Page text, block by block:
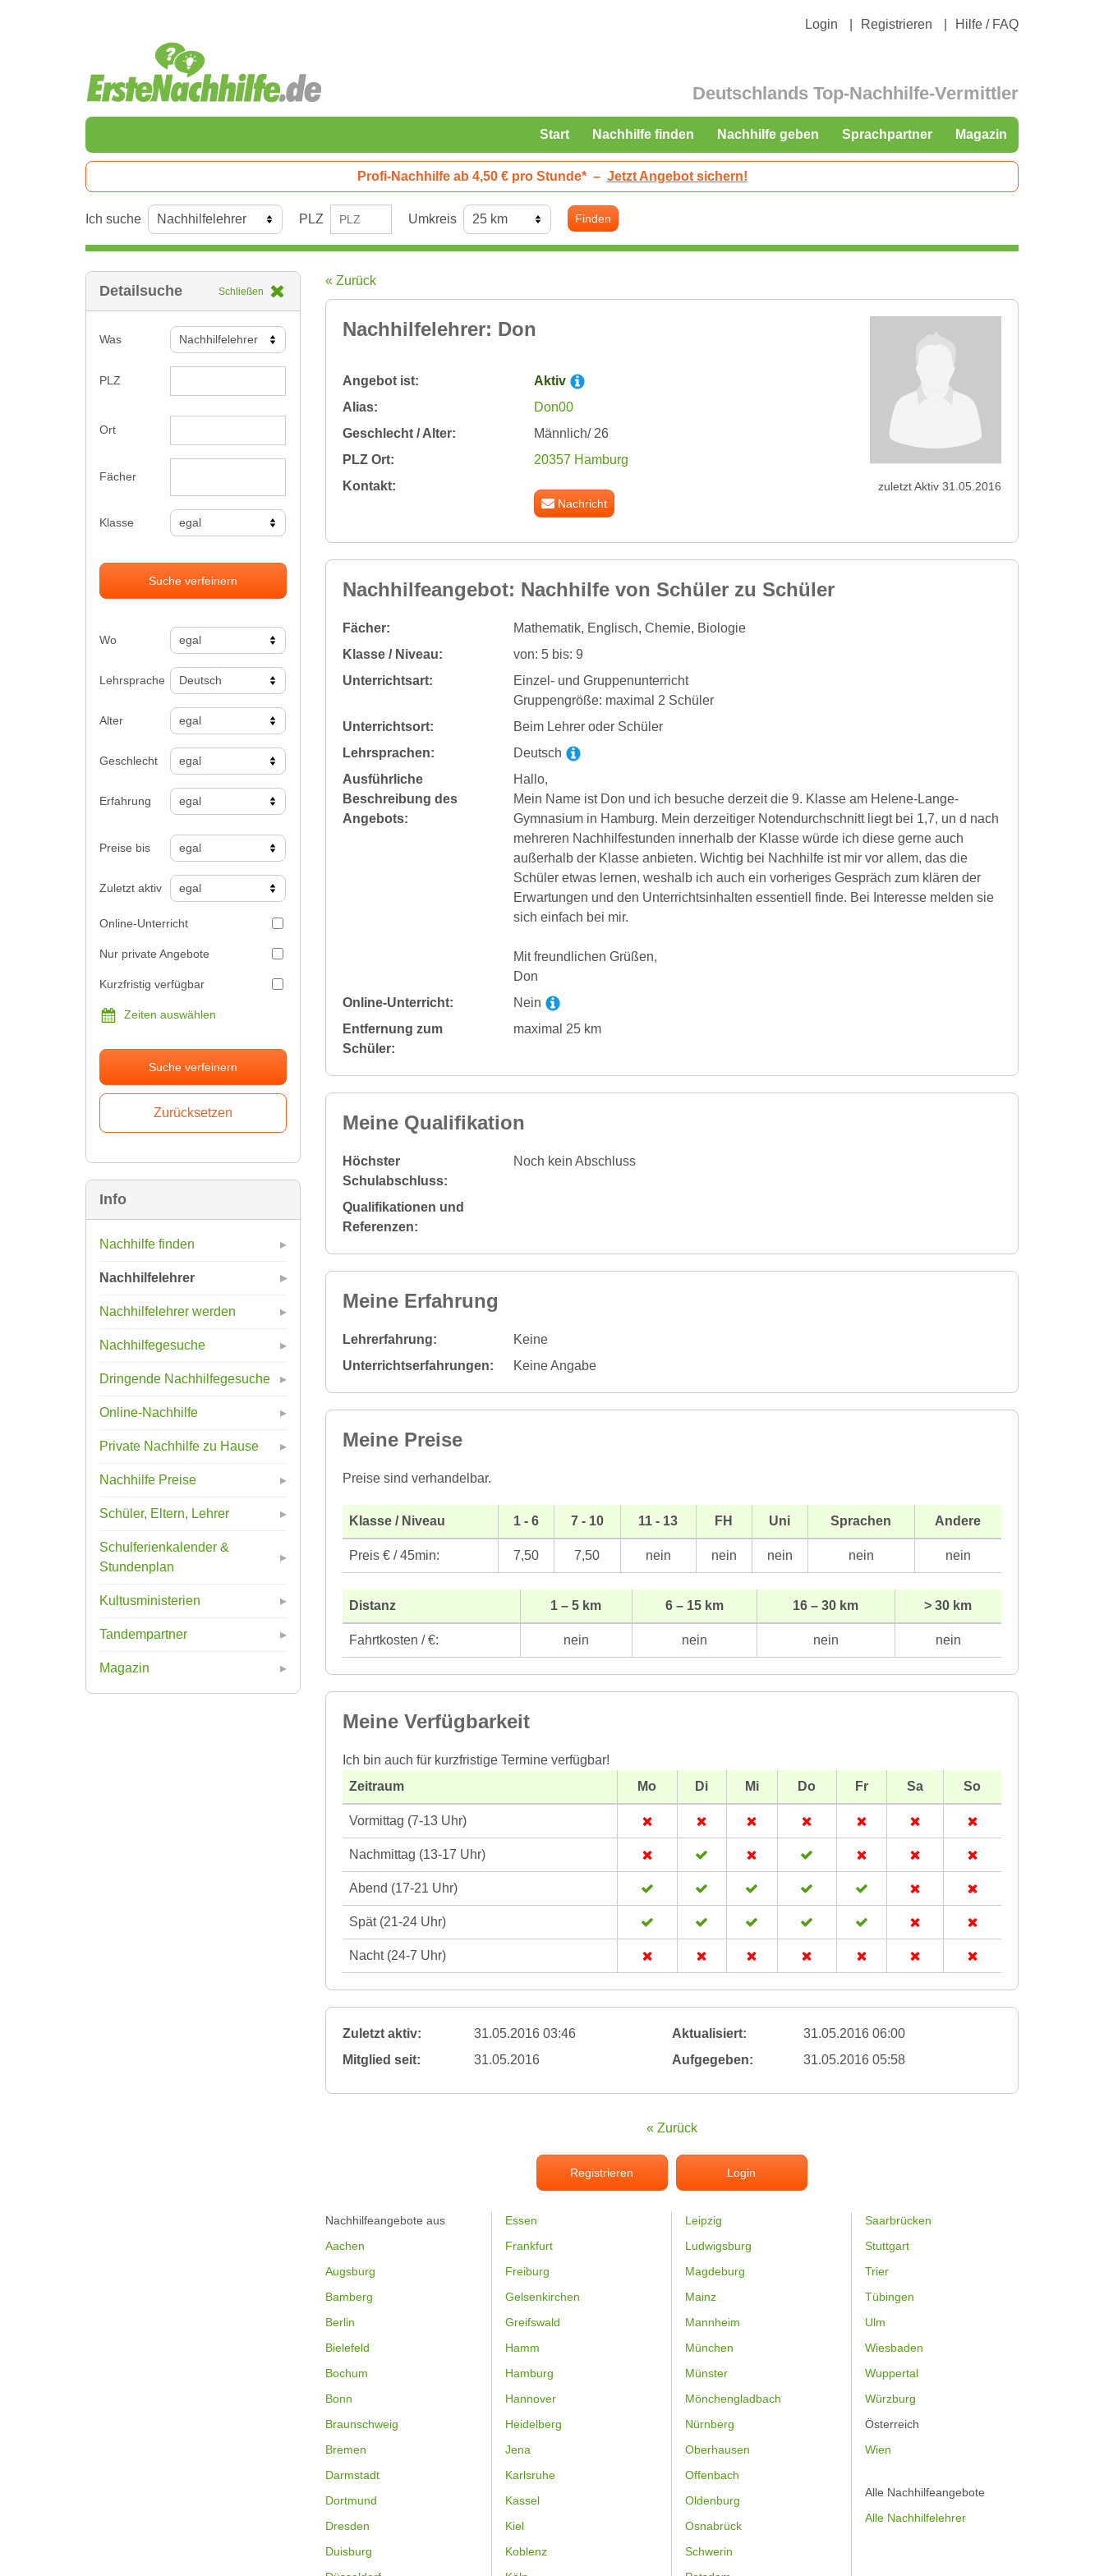
Login Registrieren Hilfe / FAQ
Deutschlands Top-Nachhilfe-Vermittler
Start Nachhilfe finden Nachhilfe geben Sprachpartner Magazin
Profi-Nachhilfe ab 4,50 € pro Stunde* – Jetzt Angebot sichern!
Ich suche PLZ Umkreis Finden
Detailsuche Schließen
Was
PLZ
Ort
Fächer
Klasse
Suche verfeinern
Wo
Lehrsprache
Alter
Geschlecht
Erfahrung
Preise bis
Zuletzt aktiv
Online-Unterricht
Nur private Angebote
Kurzfristig verfügbar
Zeiten auswählen
Suche verfeinern
Info
Nachhilfe finden
Nachhilfelehrer
Nachhilfelehrer werden
Nachhilfegesuche
Dringende Nachhilfegesuche
Online-Nachhilfe
Private Nachhilfe zu Hause
Nachhilfe Preise
Schüler, Eltern, Lehrer
Schulferienkalender &
Stundenplan
Kultusministerien
Tandempartner
Magazin
« Zurück
Nachhilfelehrer: Don
Angebot ist:
Aktiv
Alias:
Don00
Geschlecht / Alter:
Männlich/ 26
PLZ Ort:
20357 Hamburg
Kontakt:
Nachricht
zuletzt Aktiv 31.05.2016
Nachhilfeangebot: Nachhilfe von Schüler zu Schüler
Fächer:
Mathematik, Englisch, Chemie, Biologie
Klasse / Niveau:
von: 5 bis: 9
Unterrichtsart:
Einzel- und Gruppenunterricht
Gruppengröße: maximal 2 Schüler
Unterrichtsort:
Beim Lehrer oder Schüler
Lehrsprachen:
Deutsch
Ausführliche
Beschreibung des
Angebots:
Hallo,
Mein Name ist Don und ich besuche derzeit die 9. Klasse am Helene-Lange-
Gymnasium in Hamburg. Mein derzeitiger Notendurchschnitt liegt bei 1,7, un d nach
mehreren Nachhilfestunden innerhalb der Klasse würde ich diese gerne auch
außerhalb der Klasse anbieten. Wichtig bei Nachhilfe ist mir vor allem, das die
Schüler etwas lernen, weshalb ich auch ein vorheriges Gespräch zum klären der
Erwartungen und den Unterrichtsinhalten essentiell finde. Bei Interesse melden sie
sich einfach bei mir.
Mit freundlichen Grüßen,
Don
Online-Unterricht:
Nein
Entfernung zum
Schüler:
maximal 25 km
Meine Qualifikation
Höchster
Schulabschluss:
Noch kein Abschluss
Qualifikationen und
Referenzen:
Meine Erfahrung
Lehrerfahrung:
Keine
Unterrichtserfahrungen:
Keine Angabe
Meine Preise
Preise sind verhandelbar.
Klasse / Niveau 1 - 6 7 - 10 11 - 13 FH Uni Sprachen Andere
Preis € / 45min: 7,50 7,50 nein nein nein nein nein
Distanz 1 – 5 km 6 – 15 km 16 – 30 km > 30 km
Fahrtkosten / €: nein nein nein nein
Meine Verfügbarkeit
Ich bin auch für kurzfristige Termine verfügbar!
Zeitraum
Mo Di Mi Do Fr Sa So
Vormittag (7-13 Uhr)
Nachmittag (13-17 Uhr)
Abend (17-21 Uhr)
Spät (21-24 Uhr)
Nacht (24-7 Uhr)
Zuletzt aktiv: 31.05.2016 03:46 Aktualisiert:
31.05.2016 06:00
Mitglied seit:
31.05.2016 Aufgegeben: 31.05.2016 05:58
« Zurück
Registrieren Login
Nachhilfeangebote aus
Aachen
Augsburg
Bamberg
Berlin
Bielefeld
Bochum
Bonn
Braunschweig
Bremen
Darmstadt
Dortmund
Dresden
Duisburg
Essen
Frankfurt
Freiburg
Gelsenkirchen
Greifswald
Hamm
Hamburg
Hannover
Heidelberg
Jena
Karlsruhe
Kassel
Kiel
Koblenz
Leipzig
Ludwigsburg
Magdeburg
Mainz
Mannheim
München
Münster
Mönchengladbach
Nürnberg
Oberhausen
Offenbach
Oldenburg
Osnabrück
Schwerin
Saarbrücken
Stuttgart
Trier
Tübingen
Ulm
Wiesbaden
Wuppertal
Würzburg
Österreich
Wien
Alle Nachhilfeangebote
Alle Nachhilfelehrer